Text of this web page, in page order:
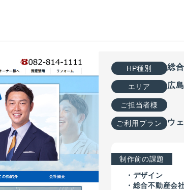
例
HP種別 総
エリア 広
ご担当者様
ご利用プラン ウ
制作前の課題
・デザイン
・総合不動産会